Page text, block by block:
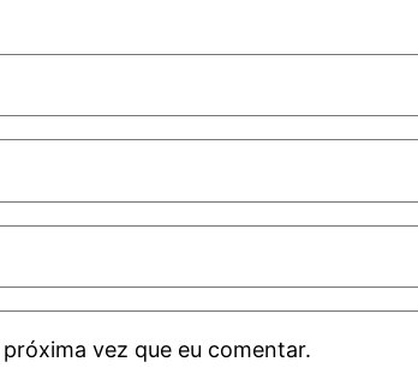
vez que eu comentar.